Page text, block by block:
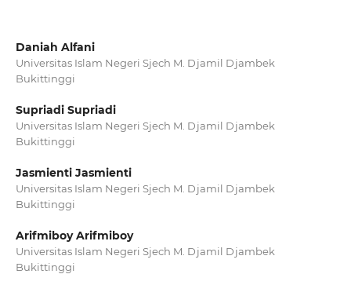
Daniah Alfani
Universitas Islam Negeri Sjech M. Djamil Djambek
Bukittinggi
Supriadi Supriadi
Universitas Islam Negeri Sjech M. Djamil Djambek
Bukittinggi
Jasmienti Jasmienti
Universitas Islam Negeri Sjech M. Djamil Djambek
Bukittinggi
Arifmiboy Arifmiboy
Universitas Islam Negeri Sjech M. Djamil Djambek
Bukittinggi